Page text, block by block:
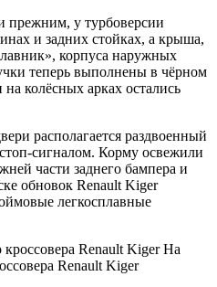
прежним, у турбоверсии
и задних стойках, а крыша,
корпуса наружных
теперь выполнены в чёрном
колёсных арках остались
располагается раздвоенный
сигналом. Корму освежили
части заднего бампера и
обновок Renault Kiger
легкосплавные
Renault Kiger На
Renault Kiger